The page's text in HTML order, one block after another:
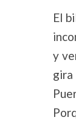
El
y